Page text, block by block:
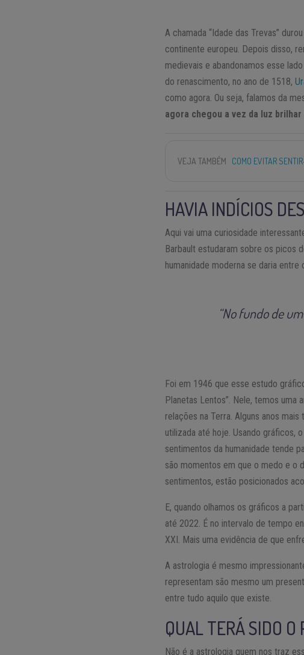
A chamada “Idade das Trevas”
continente europeu. Depois disso,
medievais e abandonamos esse
do renascimento, no ano de 1518,
como agora. Ou seja, falamos da
agora chegou a vez da luz
VEJA TAMBÉM COMO EVITAR
HAVIA INDÍCIOS
Aqui vai uma curiosidade
Barbault estudaram sobre os picos
humanidade moderna se daria
“No fundo de
Foi em 1946 que esse estudo
Planetas Lentos”. Nele, temos uma
relações na Terra. Alguns anos
utilizada até hoje. Usando gráficos,
sentimentos da humanidade tende
são momentos em que o medo e o
sentimentos, estão posicionados
E, quando olhamos os gráficos a
até 2022. É no intervalo de tempo
XXI. Mais uma evidência de que
A astrologia é mesmo
representam são mesmo um
entre tudo aquilo que existe.
QUAL TERÁ SIDO
Não é a astrologia quem nos traz